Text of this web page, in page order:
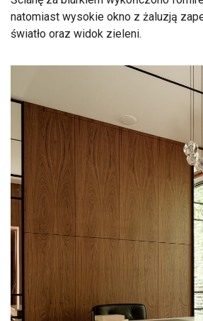
natomiast wysokie okno z żaluzją
światło oraz widok zieleni.